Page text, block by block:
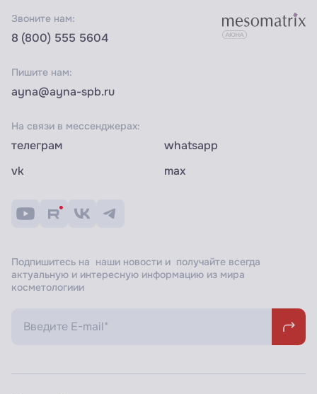
Звоните нам:
8 (800) 555 5604
Пишите нам:
ayna@ayna-spb.ru
На связи в мессенджерах:
телеграм
whatsapp
vk
max
Подпишитесь на наши новости и получайте всегда
актуальную и интересную информацию из мира
косметологиии